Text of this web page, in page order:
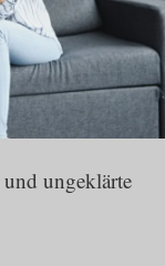
und ungeklärte